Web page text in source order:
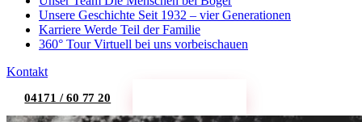
Unsere Geschichte Seit 1932 – vier Generationen
Karriere Werde Teil der Familie
360° Tour Virtuell bei uns vorbeischauen
Kontakt
04171 / 60 77 20